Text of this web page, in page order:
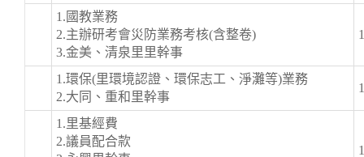
1.國教業務
2.主辦研考會災防業務考核(含整卷)
3.金美、清泉里里幹事
1.環保(里環境認證、環保志工、淨灘等)業務
2.大同、重和里幹事
1.里基經費
2.議員配合款